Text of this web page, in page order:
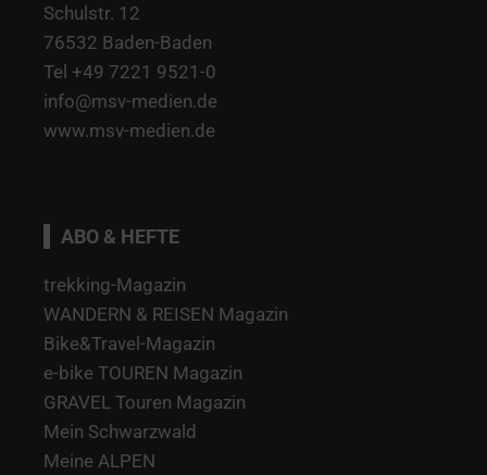
Schulstr. 12
76532 Baden-Baden
Tel +49 7221 9521-0
info@msv-medien.de
www.msv-medien.de
ABO & HEFTE
trekking-Magazin
WANDERN & REISEN Magazin
Bike&Travel-Magazin
e-bike TOUREN Magazin
GRAVEL Touren Magazin
Mein Schwarzwald
Meine ALPEN